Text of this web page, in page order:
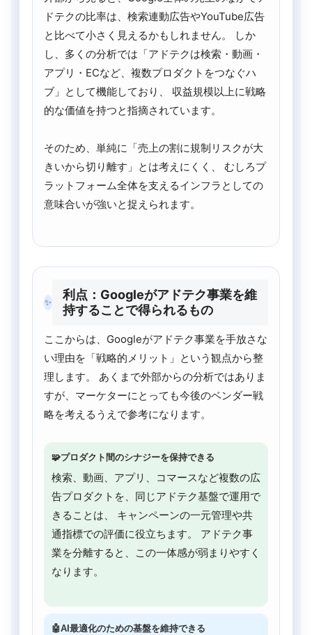
ドテクの比率は、検索連動広告やYouTube広告
と比べて小さく見えるかもしれません。 しか
し、多くの分析では「アドテクは検索・動画・
アプリ・ECなど、複数プロダクトをつなぐハ
ブ」として機能しており、 収益規模以上に戦略
的な価値を持つと指摘されています。
そのため、単純に「売上の割に規制リスクが大
きいから切り離す」とは考えにくく、 むしろプ
ラットフォーム全体を支えるインフラとしての
意味合いが強いと捉えられます。
✨
利点：Googleがアドテク事業を維
持することで得られるもの
ここからは、Googleがアドテク事業を手放さな
い理由を「戦略的メリット」という観点から整
理します。 あくまで外部からの分析ではありま
すが、マーケターにとっても今後のベンダー戦
略を考えるうえで参考になります。
🧩プロダクト間のシナジーを保持できる
検索、動画、アプリ、コマースなど複数の広
告プロダクトを、同じアドテク基盤で運用で
きることは、 キャンペーンの一元管理や共
通指標での評価に役立ちます。 アドテク事
業を分離すると、この一体感が弱まりやすく
なります。
🤖AI最適化のための基盤を維持できる